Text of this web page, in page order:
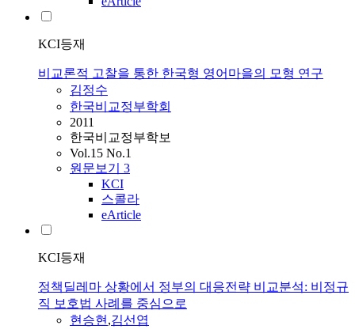
KCI등재
비교론적 고찰을 통한 한국형 영어마을의 모형 연구
김정수
한국비교정부학회
2011
한국비교정부학보
Vol.15 No.1
원문보기 3
KCI
스콜라
eArticle
KCI등재
정책딜레마 상황에서 정부의 대응전략 비교분석: 비정규
직 보호법 사례를 중심으로
현승현,김선엽